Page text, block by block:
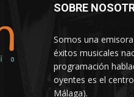
SOBRE
Somos una
éxitos musicales
programación
oyentes es el
Málaga).